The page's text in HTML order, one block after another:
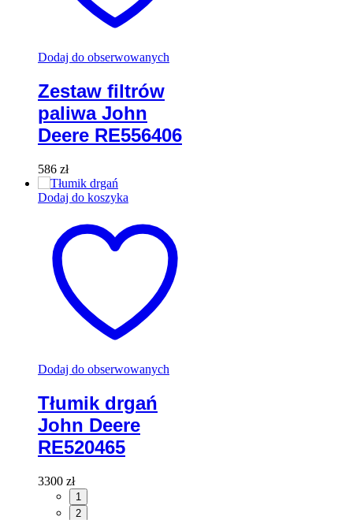
Dodaj do obserwowanych
Zestaw filtrów
paliwa John
Deere RE556406
586 zł
Dodaj do koszyka
Dodaj do obserwowanych
Tłumik drgań
John Deere
RE520465
3300 zł
1
2